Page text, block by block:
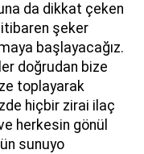
da dikkat çeken
itibaren şeker
başlayacağız.
doğrudan bize
toplayarak
hiçbir zirai ilaç
herkesin gönül
sunuyo